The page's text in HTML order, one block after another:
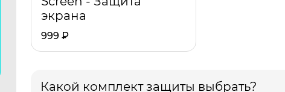
экрана
999 ₽
Какой комплект защиты выбрать?